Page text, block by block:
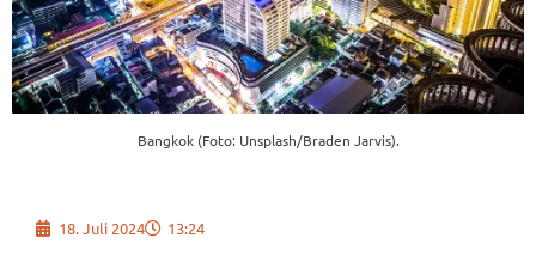
Bangkok (Foto: Unsplash/Braden Jarvis).
18. Juli 2024 13:24